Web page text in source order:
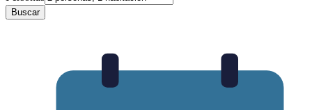
Buscar